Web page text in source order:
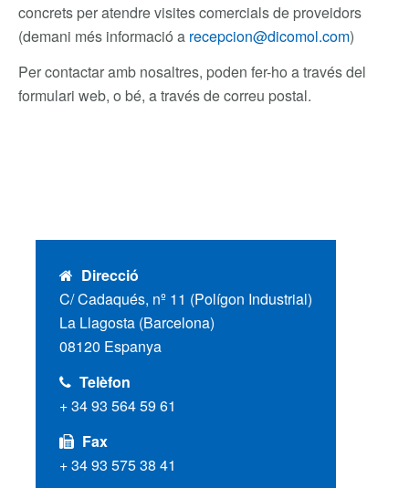
concrets per atendre visites comercials de proveidors
(demani més informació a recepcion@dicomol.com)
Per contactar amb nosaltres, poden fer-ho a través del
formulari web, o bé, a través de correu postal.
Direcció
C/ Cadaqués, nº 11 (Polígon Industrial)
La Llagosta (Barcelona)
08120 Espanya
Telèfon
+ 34 93 564 59 61
Fax
+ 34 93 575 38 41